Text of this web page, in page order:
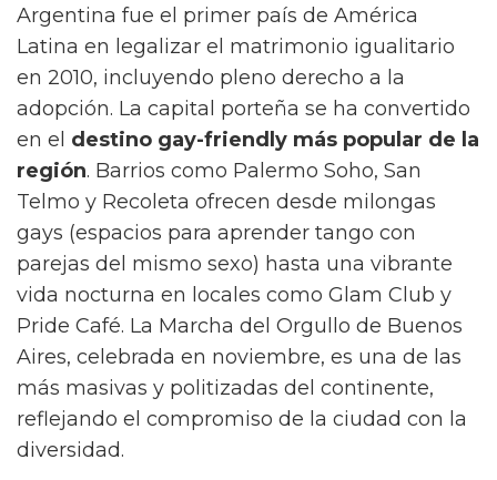
Argentina fue el primer país de América
Latina en legalizar el matrimonio igualitario
en 2010, incluyendo pleno derecho a la
adopción. La capital porteña se ha convertido
en el destino gay-friendly más popular de la
región. Barrios como Palermo Soho, San
Telmo y Recoleta ofrecen desde milongas
gays (espacios para aprender tango con
parejas del mismo sexo) hasta una vibrante
vida nocturna en locales como Glam Club y
Pride Café. La Marcha del Orgullo de Buenos
Aires, celebrada en noviembre, es una de las
más masivas y politizadas del continente,
reflejando el compromiso de la ciudad con la
diversidad.